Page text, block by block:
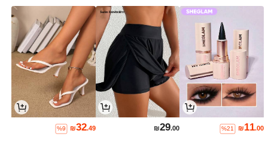
₪11.00
%21
₪29.00
₪32.49
%9